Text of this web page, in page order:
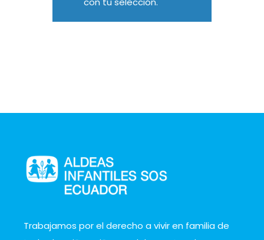
Trabajamos por el derecho a vivir en familia de